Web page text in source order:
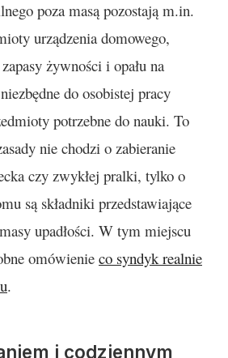
poza masą pozostają m.in.
urządzenia domowego,
żywności i opału na
do osobistej pracy
potrzebne do nauki. To
nie chodzi o zabieranie
czy zwykłej pralki, tylko o
są składniki przedstawiające
upadłości. W tym miejscu
omówienie co syndyk realnie
.
i codziennym